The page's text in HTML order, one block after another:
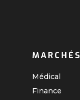
MARCHÉS
Médical
Finance